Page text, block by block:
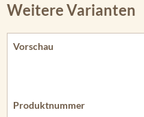
Weitere Varianten